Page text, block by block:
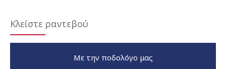
Κλείστε ραντεβού
Με την ποδολόγο μας